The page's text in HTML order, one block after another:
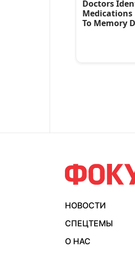
НОВОСТИ
СПЕЦТЕМЫ
О НАС